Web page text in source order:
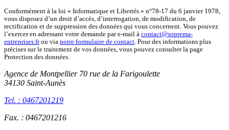
Conformément à la loi « Informatique et Libertés » n°78-17 du 6 janvier 1978,
vous disposez d’un droit d’accès, d’interrogation, de modification, de
rectification et de suppression des données qui vous concernent. Vous pouvez
l’exercer en adressant votre demande par e-mail à contact@soprema-
entreprises.frou via notre formulaire de contact. Pour des informations plus
précises sur le traitement de vos données, vous pouvez consulter la page
Protection des données.
Agence de Montpellier 70 rue de la Farigoulette
34130 Saint-Aunès
Tel. : 0467201219
Fax. : 0467201216